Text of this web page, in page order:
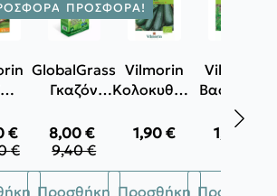
€
€
ΠΡΟΣΦΟΡΆ!
GlobalGrass
Γκαζόν
Χρήσης
UNIVERSAL
+
INTELLIGENT
9,40€
Original
was:
8,00€
Η
τιμή
Προσθήκη
Vilmorin
Κολοκυθάκι
beauty 966
1,90€
Προσθήκη
Vilmorin
Βασιλικός
bio
genovese
1,90
Προσθήκη